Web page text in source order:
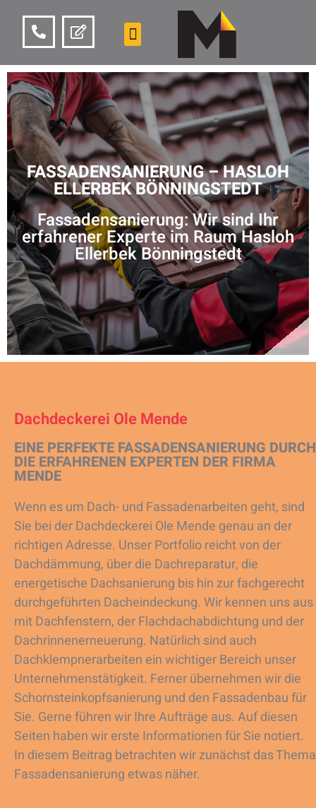
FASSADENSANIERUNG – HASLOH
ELLERBEK BÖNNINGSTEDT
Fassadensanierung: Wir sind Ihr
erfahrener Experte im Raum Hasloh
Ellerbek Bönningstedt
Dachdeckerei Ole Mende
EINE PERFEKTE FASSADENSANIERUNG DURCH
DIE ERFAHRENEN EXPERTEN DER FIRMA
MENDE
Wenn es um Dach- und Fassadenarbeiten geht, sind
Sie bei der Dachdeckerei Ole Mende genau an der
richtigen Adresse. Unser Portfolio reicht von der
Dachdämmung, über die Dachreparatur, die
energetische Dachsanierung bis hin zur fachgerecht
durchgeführten Dacheindeckung. Wir kennen uns aus
mit Dachfenstern, der Flachdachabdichtung und der
Dachrinnenerneuerung. Natürlich sind auch
Dachklempnerarbeiten ein wichtiger Bereich unser
Unternehmenstätigkeit. Ferner übernehmen wir die
Schornsteinkopfsanierung und den Fassadenbau für
Sie. Gerne führen wir Ihre Aufträge aus. Auf diesen
Seiten haben wir erste Informationen für Sie notiert.
In diesem Beitrag betrachten wir zunächst das Thema
Fassadensanierung etwas näher.